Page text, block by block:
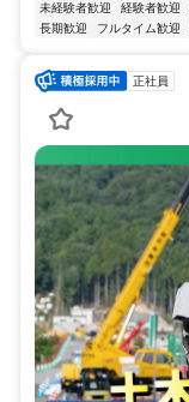
未経験者歓迎
経験者歓迎
長期歓迎
フルタイム歓迎
正社員